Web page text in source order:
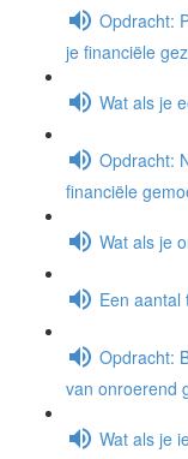
Opdracht:
je financiële
Wat als je
Opdracht:
financiële
Wat als je
Een aantal
Opdracht:
van onroerend
Wat als je